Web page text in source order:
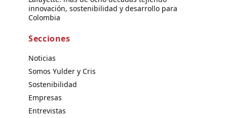
innovación, sostenibilidad y desarrollo para
Colombia
Secciones
Noticias
Somos Yulder y Cris
Sostenibilidad
Empresas
Entrevistas